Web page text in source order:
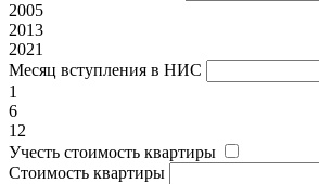
2005
2013
2021
Месяц вступления в НИС
1
6
12
Учесть стоимость квартиры
Стоимость квартиры